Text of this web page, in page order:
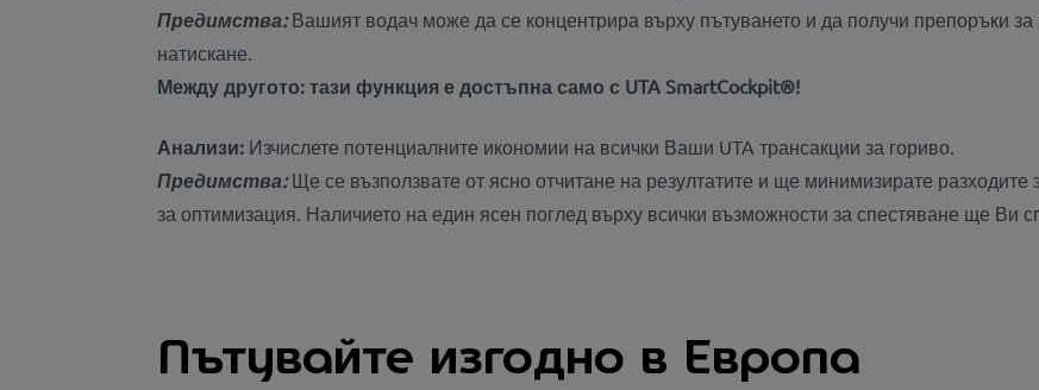
Предимства: Вашият водач може да се концентрира върху пътуването и да получи препоръки
натискане.
Между другото: тази функция е достъпна само с UTA SmartCockpit®!
Анализи: Изчислете потенциалните икономии на всички Ваши UTA трансакции за гориво.
Предимства: Ще се възползвате от ясно отчитане на резултатите и ще минимизирате разходите
за оптимизация. Наличието на един ясен поглед върху всички възможности за спестяване ще Ви
Пътувайте изгодно в Европа